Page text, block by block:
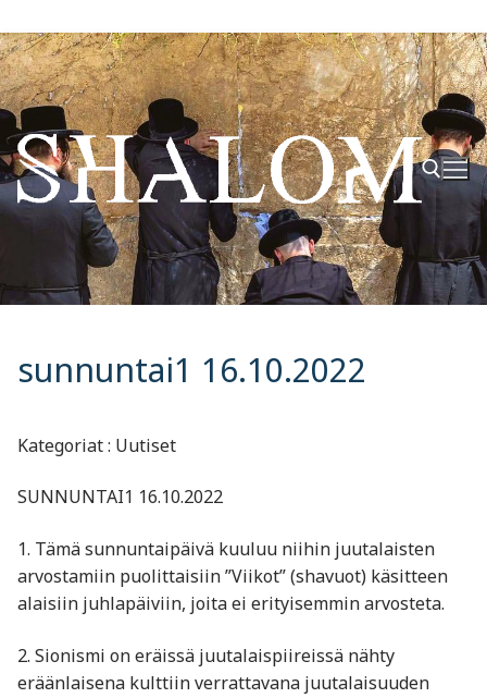
Hyppää
sisältöön
Hae:
sunnuntai1 16.10.2022
Kategoriat : Uutiset
SUNNUNTAI1 16.10.2022
1. Tämä sunnuntaipäivä kuuluu niihin juutalaisten
arvostamiin puolittaisiin ”Viikot” (shavuot) käsitteen
alaisiin juhlapäiviin, joita ei erityisemmin arvosteta.
2. Sionismi on eräissä juutalaispiireissä nähty
eräänlaisena kulttiin verrattavana juutalaisuuden